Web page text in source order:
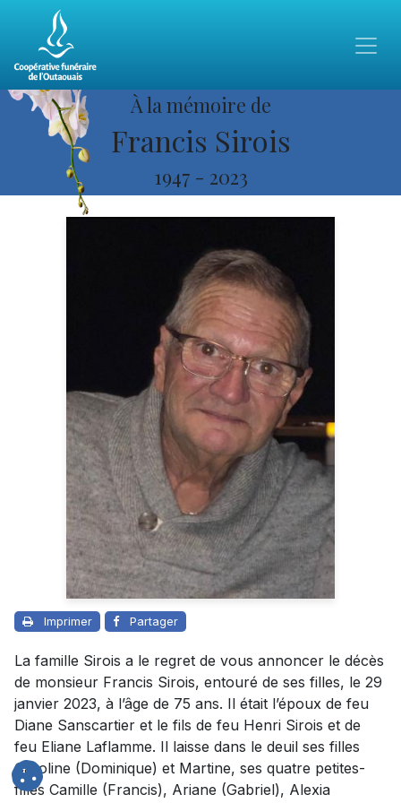
À la mémoire de
Francis Sirois
1947 - 2023
Imprimer Partager
La famille Sirois a le regret de vous annoncer le décès
de monsieur Francis Sirois, entouré de ses filles, le 29
janvier 2023, à l’âge de 75 ans. Il était l’époux de feu
Diane Sanscartier et le fils de feu Henri Sirois et de
feu Eliane Laflamme. Il laisse dans le deuil ses filles
Caroline (Dominique) et Martine, ses quatre petites-
filles Camille (Francis), Ariane (Gabriel), Alexia